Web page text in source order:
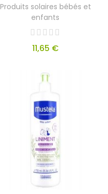
Produits solaires bébés et
enfants
11,65 €